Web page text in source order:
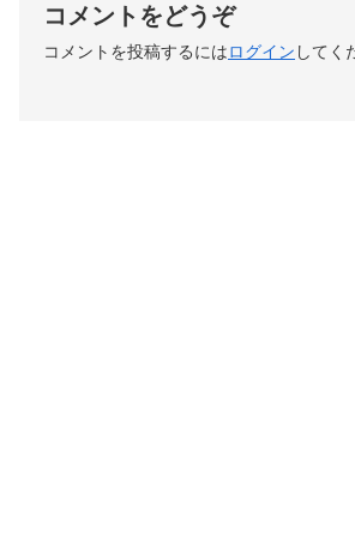
コメントをどうぞ
コメントを投稿するにはログイン してく